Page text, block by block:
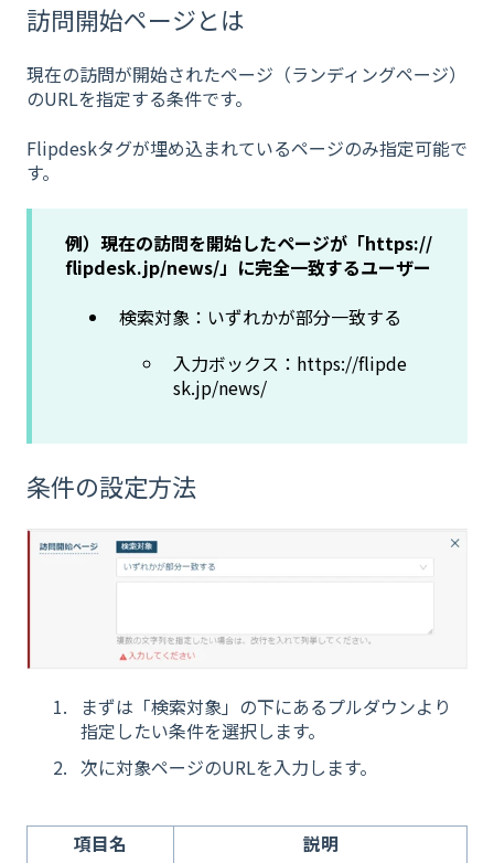
訪問開始ページとは
現在の訪問が開始されたページ（ランディングページ）
のURLを指定する条件です。
Flipdeskタグが埋め込まれているページのみ指定可能で
す。
例）現在の訪問を開始したページが「https://
flipdesk.jp/news/」に完全一致するユーザー
検索対象：いずれかが部分一致する
入力ボックス：https://flipde
sk.jp/news/
条件の設定方法
まずは「検索対象」の下にあるプルダウンより
指定したい条件を選択します。
次に対象ページのURLを入力します。
項目名
説明